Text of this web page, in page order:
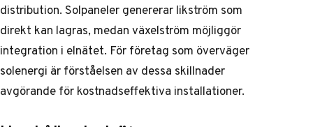
distribution. Solpaneler genererar likström som
direkt kan lagras, medan växelström möjliggör
integration i elnätet. För företag som överväger
solenergi är förståelsen av dessa skillnader
avgörande för kostnadseffektiva installationer.